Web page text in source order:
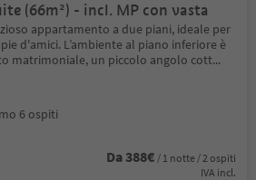
Dolomit Familiy Suite (66m²) - incl. MP con vasta
appartamento a due piani, ideale per
d'amici. L’ambiente al piano inferiore è
matrimoniale, un piccolo angolo cott...
6 ospiti
Da 388€ / 1 notte / 2 ospiti
IVA incl.